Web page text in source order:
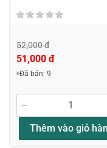
Viết nhận xét về
Đánh giá sao
52,000 đ
51,000 đ
Đã bán: 9
Thêm vào giỏ